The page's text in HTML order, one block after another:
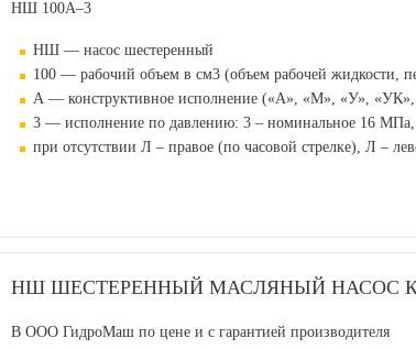
НШ 100А–3
НШ — насос шестеренный
100 — рабочий объем в см3 (объем рабочей жидкости,
А — конструктивное исполнение («А», «М», «У»,
3 — исполнение по давлению: 3 – номинальное 16
при отсутствии Л – правое (по часовой стрелке), Л –
НШ ШЕСТЕРЕННЫЙ МАСЛЯНЫЙ НАСОС
В ООО ГидроМаш по цене и с гарантией производителя